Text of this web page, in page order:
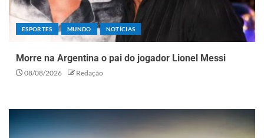
ESPORTES MUNDO NOTÍCIAS
Morre na Argentina o pai do jogador Lionel Messi
08/08/2026 Redação